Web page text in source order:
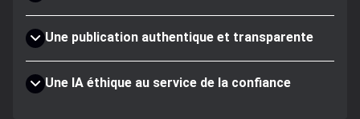
Une publication authentique et transparente
Une IA éthique au service de la confiance